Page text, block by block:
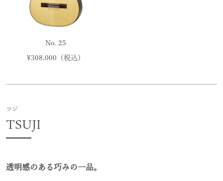
No. 25
¥308,000（税込）
ツジ
TSUJI
透明感のある巧みの一品。